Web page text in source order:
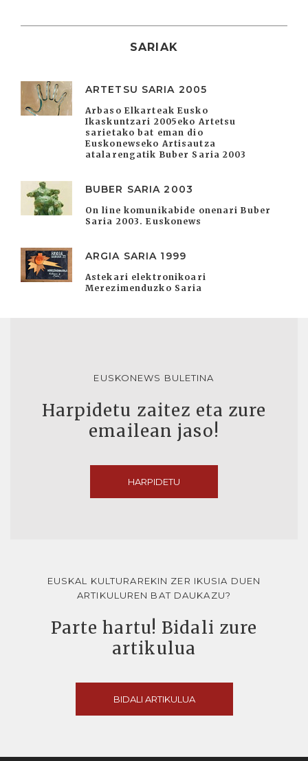
SARIAK
ARTETSU SARIA 2005
Arbaso Elkarteak Eusko
Ikaskuntzari 2005eko Artetsu
sarietako bat eman dio
Euskonewseko Artisautza
atalarengatik Buber Saria 2003
BUBER SARIA 2003
On line komunikabide onenari Buber
Saria 2003. Euskonews
ARGIA SARIA 1999
Astekari elektronikoari
Merezimenduzko Saria
EUSKONEWS BULETINA
Harpidetu zaitez eta zure
emailean jaso!
HARPIDETU
EUSKAL KULTURAREKIN ZER IKUSIA DUEN
ARTIKULUREN BAT DAUKAZU?
Parte hartu! Bidali zure
artikulua
BIDALI ARTIKULUA